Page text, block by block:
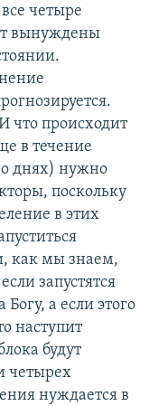
четыре
вынуждены
что происходит
в течение
о днях) нужно
поскольку
в этих
как мы знаем,
запустятся
а если этого
наступит
будут
четырех
нуждается в